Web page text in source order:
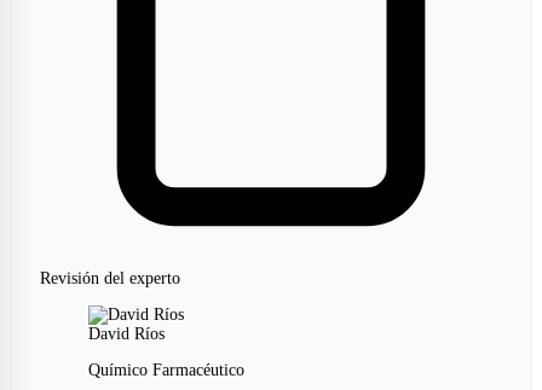
Revisión del experto
David Ríos
Químico Farmacéutico